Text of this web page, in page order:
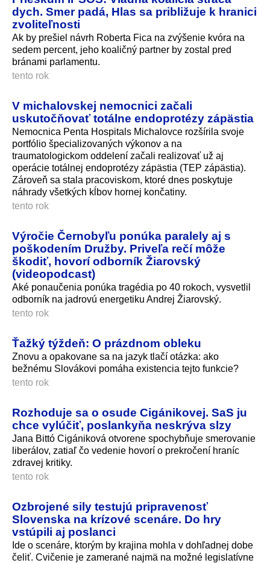
dych. Smer padá, Hlas sa približuje k hranici
zvoliteľnosti
Ak by prešiel návrh Roberta Fica na zvýšenie kvóra na
sedem percent, jeho koaličný partner by zostal pred
bránami parlamentu.
tento rok
V michalovskej nemocnici začali
uskutočňovať totálne endoprotézy zápästia
Nemocnica Penta Hospitals Michalovce rozšírila svoje
portfólio špecializovaných výkonov a na
traumatologickom oddelení začali realizovať už aj
operácie totálnej endoprotézy zápästia (TEP zápästia).
Zároveň sa stala pracoviskom, ktoré dnes poskytuje
náhrady všetkých kĺbov hornej končatiny.
tento rok
Výročie Černobyľu ponúka paralely aj s
poškodením Družby. Priveľa rečí môže
škodiť, hovorí odborník Žiarovský
(videopodcast)
Aké ponaučenia ponúka tragédia po 40 rokoch, vysvetlil
odborník na jadrovú energetiku Andrej Žiarovský.
tento rok
Ťažký týždeň: O prázdnom obleku
Znovu a opakovane sa na jazyk tlačí otázka: ako
bežnému Slovákovi pomáha existencia tejto funkcie?
tento rok
Rozhoduje sa o osude Cigánikovej. SaS ju
chce vylúčiť, poslankyňa neskrýva slzy
Jana Bittó Cigániková otvorene spochybňuje smerovanie
liberálov, zatiaľ čo vedenie hovorí o prekročení hraníc
zdravej kritiky.
tento rok
Ozbrojené sily testujú pripravenosť
Slovenska na krízové scenáre. Do hry
vstúpili aj poslanci
Ide o scenáre, ktorým by krajina mohla v dohľadnej dobe
čeliť. Cvičenie je zamerané najmä na možné legislatívne